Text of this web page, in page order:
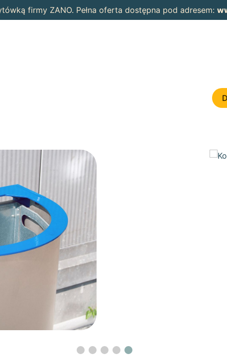
firmy ZANO. Pełna oferta dostępna pod adresem: